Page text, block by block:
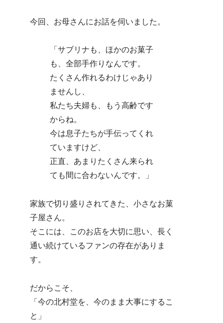
今回、お母さんにお話を伺いました。
「サブリナも、ほかのお菓子
も、全部手作りなんです。
たくさん作れるわけじゃあり
ませんし、
私たち夫婦も、もう高齢です
からね。
今は息子たちが手伝ってくれ
ていますけど、
正直、あまりたくさん来られ
ても間に合わないんです。」
家族で切り盛りされてきた、小さなお菓
子屋さん。
そこには、このお店を大切に思い、長く
通い続けているファンの存在がありま
す。
だからこそ、
「今の北村堂を、今のまま大事にするこ
と」